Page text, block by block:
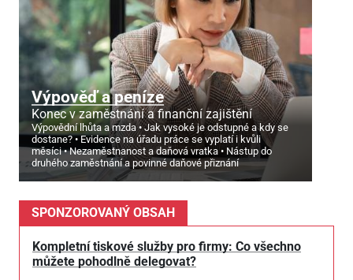
Výpověď a peníze
Konec v zaměstnání a finanční zajištění
Výpovědní lhůta a mzda
Jak vysoké je odstupné a kdy se
dostane?
Evidence na úřadu práce se vyplatí i kvůli
měsíci
Nezaměstnanost a daňová vratka
Nástup do
druhého zaměstnání a povinné daňové přiznání
SPONZOROVANÝ OBSAH
Kompletní tiskové služby pro firmy: Co všechno
můžete pohodlně delegovat?